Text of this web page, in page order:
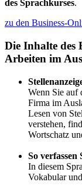
des Sprachkurses.
zu den Business-
Die Inhalte des
Arbeiten im
Wenn Sie auf
Firma im
Lesen von
verstehen,
Wortschatz
So verfassen
In diesem
Vokabular